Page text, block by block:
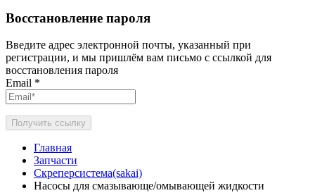
Восстановление пароля
Введите адрес электронной почты, указанный при
регистрации, и мы пришлём вам письмо с ссылкой для
восстановления пароля
Email *
Получить ссылку
Главная
Запчасти
Скреперсистема(sakai)
Насосы для смазывающе/омывающей жидкости